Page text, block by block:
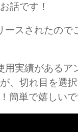
話です！
ースされたので
用実績があるア
、切れ目を選
簡単で嬉しいで